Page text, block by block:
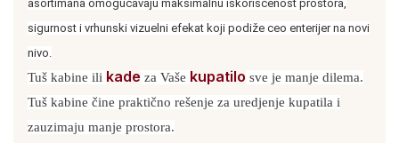
asortimana omogućavaju maksimalnu iskorišćenost prostora,
sigurnost i vrhunski vizuelni efekat koji podiže ceo enterijer na novi
nivo.
Tuš kabine ili kade za Vaše kupatilo sve je manje dilema.
Tuš kabine čine praktično rešenje za uredjenje kupatila i
zauzimaju manje prostora.